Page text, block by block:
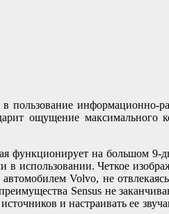
информационно-
ощущение максимального
функционирует на большом
Четкое
Volvo, не
Sensus не
и настраивать ее